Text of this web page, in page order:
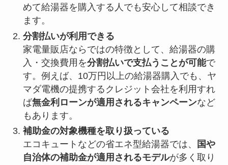
めて給湯器を購入する人でも安心して相談でき
ます。
分割払いが利用できる
家電量販店ならではの特徴として、給湯器の購
入・交換費用を分割払いで支払うことが可能で
す。例えば、10万円以上の給湯器購入でも、ヤ
マダ電機の提携するクレジット会社を利用すれ
ば無金利ローンが適用されるキャンペーンなど
もあります。
補助金の対象機種を取り扱っている
エコキュートなどの省エネ型給湯器では、
国や
自治体の補助金が適用されるモデルが多く取り